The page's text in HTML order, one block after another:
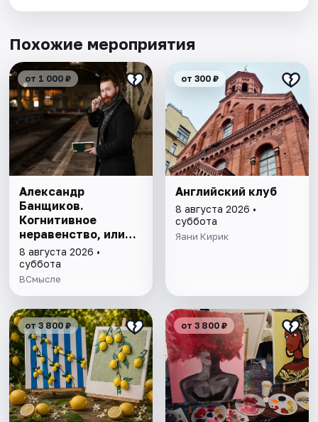
Похожие мероприятия
от 1 000 ₽
Александр
Банщиков.
Когнитивное
неравенство, или
почему умные
умнеют, а глупые
глупеют
8 августа 2026 •
суббота
ВСмысле
от 300 ₽
Английский клуб
8 августа 2026 •
суббота
Яани Кирик
от 3 800 ₽ от 3 800 ₽